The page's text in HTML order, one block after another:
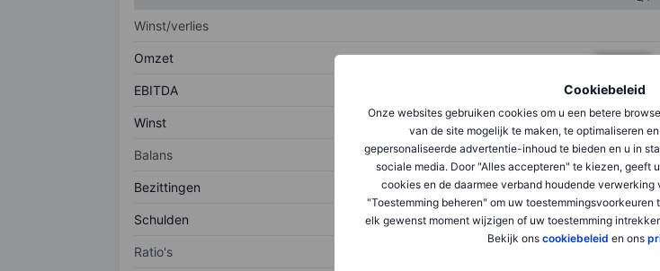
Cookiebeleid
Onze websites gebruiken cookies om u een betere
van de site mogelijk te maken, te optimaliseren
gepersonaliseerde advertentie-inhoud te bieden en u in
sociale media. Door "Alles accepteren" te kiezen, geeft
cookies en de daarmee verband houdende verwerking
"Toestemming beheren" om uw
elk gewenst moment wijzigen of uw toestemming
Bekijk ons cookiebeleid en ons
Winst/verlies
Omzet XXXXXXX
EBITDA XXXXXXX
Winst
Balans
Bezittingen XXXXXXX
Schulden XXXXXXX
Ratio's